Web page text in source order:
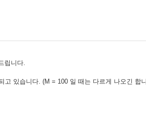
립니다.
고 있습니다. (M = 100 일 때는 다르게 나오긴 합